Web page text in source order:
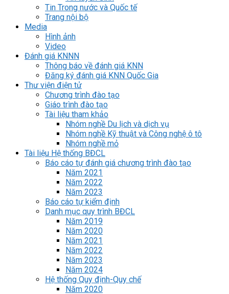
Tin Trong nước và Quốc tế
Trang nội bộ
Media
Hình ảnh
Video
Đánh giá KNNN
Thông báo về đánh giá KNN
Đăng ký đánh giá KNN Quốc Gia
Thư viện điện tử
Chương trình đào tạo
Giáo trình đào tạo
Tài liệu tham khảo
Nhóm nghề Du lịch và dịch vụ
Nhóm nghề Kỹ thuật và Công nghệ ô tô
Nhóm nghề mỏ
Tài liệu Hệ thống BĐCL
Báo cáo tự đánh giá chương trình đào tạo
Năm 2021
Năm 2022
Năm 2023
Báo cáo tự kiểm định
Danh mục quy trình BĐCL
Năm 2019
Năm 2020
Năm 2021
Năm 2022
Năm 2023
Năm 2024
Hệ thống Quy định-Quy chế
Năm 2020